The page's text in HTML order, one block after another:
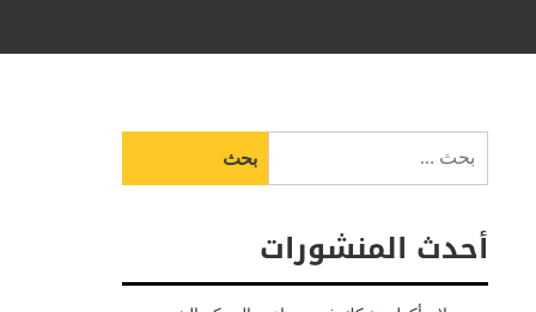
عن:
أحدث المنشورات